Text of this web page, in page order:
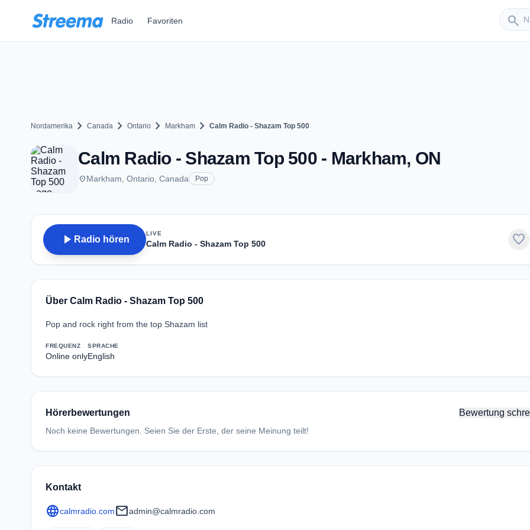
Radio Favoriten search
Nordamerika chevron_right Canada chevron_right Ontario chevron_right Markham chevron_right Calm Radio - Shazam Top 500
Calm Radio - Shazam Top 500 - Markham, ON
placeMarkham, Ontario, Canada Pop
play_arrow Radio hören
LIVE
Calm Radio - Shazam Top 500 favorite
Über Calm Radio - Shazam Top 500
Pop and rock right from the top Shazam list
FREQUENZ
Online only
SPRACHE
English
Hörerbewertungen Bewertung
Noch keine Bewertungen. Seien Sie der Erste, der seine Meinung teilt!
Kontakt
languagecalmradio.commailadmin@calmradio.com